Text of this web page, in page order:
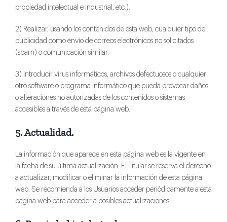
propiedad intelectual e industrial, etc.).
2) Realizar, usando los contenidos de esta web, cualquier tipo de
publicidad como envío de correos electrónicos no solicitados
(spam) o comunicación similar.
3) Introducir virus informáticos, archivos defectuosos o cualquier
otro software o programa informático que pueda provocar daños
o alteraciones no autorizadas de los contenidos o sistemas
accesibles a través de esta página web.
5. Actualidad.
La información que aparece en esta página web es la vigente en
la fecha de su última actualización. El Titular se reserva el derecho
a actualizar, modificar o eliminar la información de esta página
web. Se recomienda a los Usuarios acceder periódicamente a esta
página web para acceder a posibles actualizaciones.